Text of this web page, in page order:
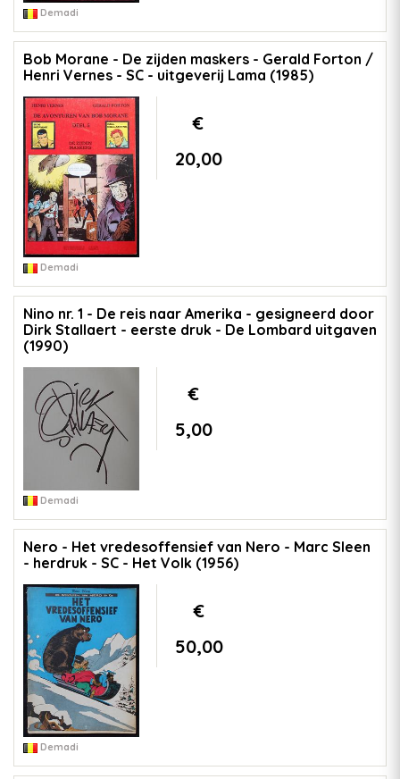
Demadi
Bob Morane - De zijden maskers - Gerald Forton /
Henri Vernes - SC - uitgeverij Lama (1985)
€
20,00
Demadi
Nino nr. 1 - De reis naar Amerika - gesigneerd door
Dirk Stallaert - eerste druk - De Lombard uitgaven
(1990)
€
5,00
Demadi
Nero - Het vredesoffensief van Nero - Marc Sleen
- herdruk - SC - Het Volk (1956)
€
50,00
Demadi